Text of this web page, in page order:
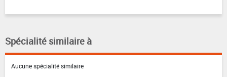
Spécialité similaire à
Aucune spécialité similaire